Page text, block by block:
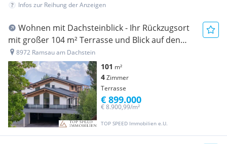
Infos zur Reihung der Anzeigen
Wohnen mit Dachsteinblick - Ihr Rückzugsort
mit großer 104 m² Terrasse und Blick auf den
Dachstein
8972 Ramsau am Dachstein
101 m²
4Zimmer
Terrasse
TOP SPEED Immobilien e.U.
€ 8.900,99/m²
€ 899.000